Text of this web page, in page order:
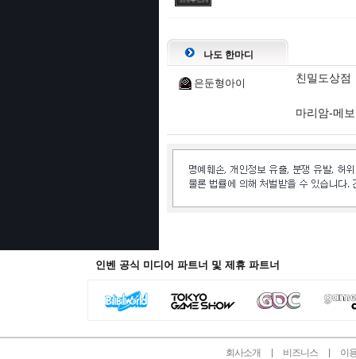
나도 한마디
은둔형아이 친밀도상점
마리암-메
인벤 공식 미디어 파트너 및 제휴 파트너
회사소개 비즈니스 이